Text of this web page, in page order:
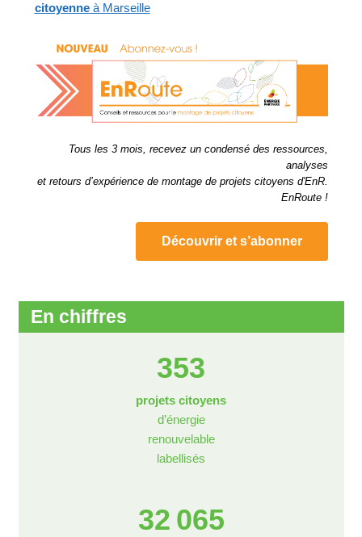
citoyenneà Marseille
Tous les 3 mois, recevez un condensé des ressources,
analyses
et retours d’expérience de montage de projets citoyens d'EnR.
EnRoute !
Découvrir et s’abonner
En chiffres
353
projets citoyens
d’énergie
renouvelable
labellisés
32 065